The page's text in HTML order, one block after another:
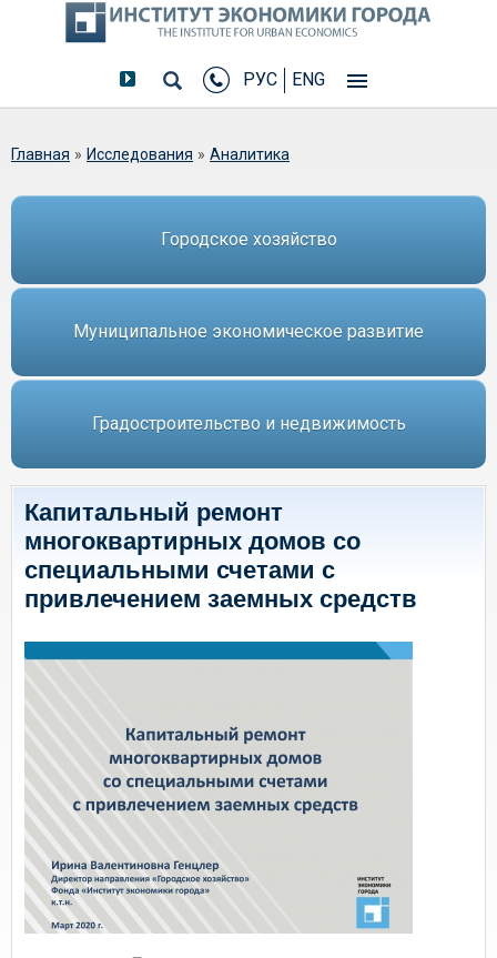
РУС ENG
Вы здесь
Главная » Исследования » Аналитика
Городское хозяйство
Муниципальное экономическое развитие
Градостроительство и недвижимость
Капитальный ремонт
многоквартирных домов со
специальными счетами с
привлечением заемных средств